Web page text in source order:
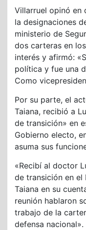
Villarruel opinó en
la designaciones
ministerio de
dos carteras en
interés y afirmó:
política y fue una
Como
Por su parte, el
Taiana, recibió a
de transición» en
Gobierno electo,
asuma sus
«Recibí al doctor
de transición en el
Taiana en su
reunión hablaron
trabajo de la
defensa nacional».